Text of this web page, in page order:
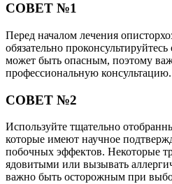
СОВЕТ №1
Перед началом лечения
обязательно
может быть опасным, поэтому
профессиональную консультацию.
СОВЕТ №2
Используйте тщательно
которые имеют научное
побочных эффектов. Некоторые
ядовитыми или вызывать
важно быть осторожным при